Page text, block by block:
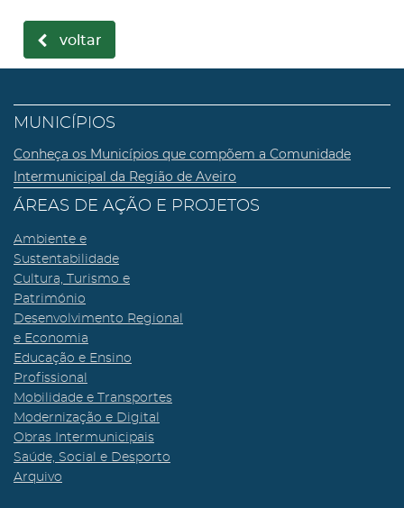
voltar
MUNICÍPIOS
Conheça os Municípios que compõem a Comunidade
Intermunicipal da Região de Aveiro
ÁREAS DE AÇÃO E PROJETOS
Ambiente e
Sustentabilidade
Cultura, Turismo e
Património
Desenvolvimento Regional
e Economia
Educação e Ensino
Profissional
Mobilidade e Transportes
Modernização e Digital
Obras Intermunicipais
Saúde, Social e Desporto
Arquivo